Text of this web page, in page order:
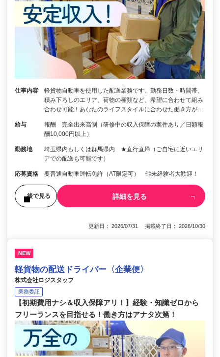
仕事内容
軽貨物自動車を使用した配送業務です。勤務日数・時間帯、
積み下ろしのエリア、荷物の種類など、希望に合わせて組み
合わせ可能！あなたのライフスタイルに合わせた働き方が…
給与
報酬 完全出来高制（研修中の収入保障の案件あり／日額報
酬10,000円以上）
勤務地
埼玉県内もしくは群馬県内 ★直行直帰（ご自宅に近いエリ
アでの配送も可能です）
応募資格 要普通自動車運転免許（AT限定可） ◎未経験者大歓迎！
後で見る 詳細を見る
更新日： 2026/07/31 掲載終了日： 2026/10/30
NEW
軽貨物の配送ドライバー〈企業便〉
株式会社ロジスタッフ
業務委託
【初期費用ナシ＆収入保障アリ！】経験・知識ゼロから
フリーランスを目指せる！働き方はアナタ次第！